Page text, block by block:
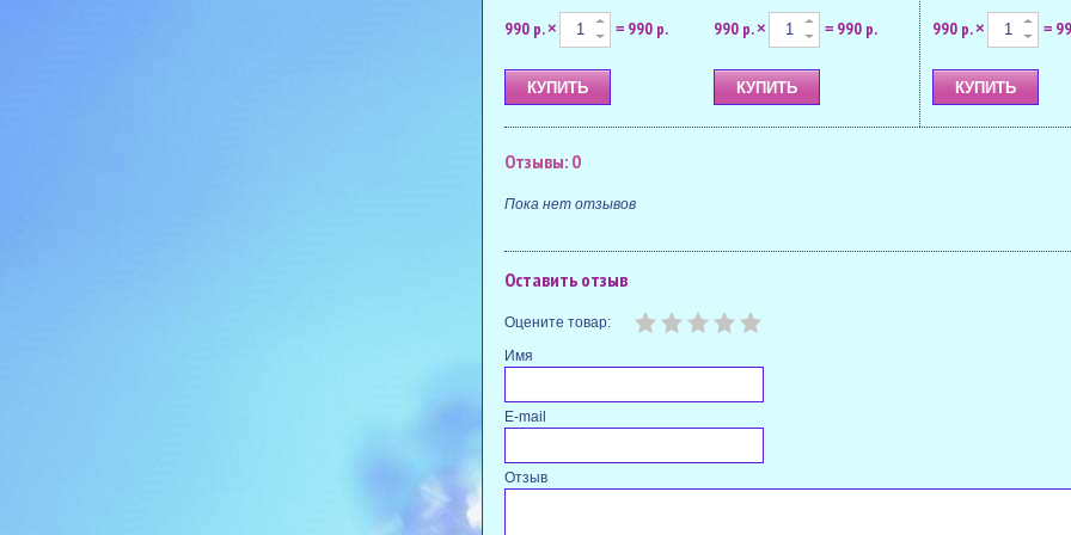
990 р.× = 990 р. 990 р.× = 990 р. 990 р.× =
Отзывы: 0
Пока нет отзывов
Оставить отзыв
Оцените товар:
Имя
E-mail
Отзыв